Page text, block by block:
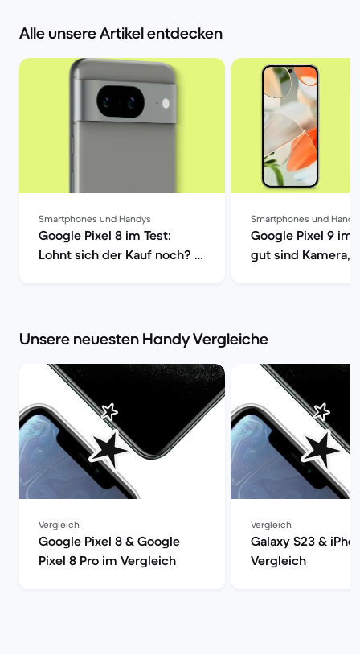
Alle unsere Artikel entdecken
Smartphones und Handys
Google Pixel 8 im Test:
Lohnt sich der Kauf noch? |
Smartphones und
Google Pixel 9 im
gut sind Kamera,
Unsere neuesten Handy Vergleiche
Vergleich
Google Pixel 8 & Google
Pixel 8 Pro im Vergleich
Vergleich
Galaxy S23 &
Vergleich